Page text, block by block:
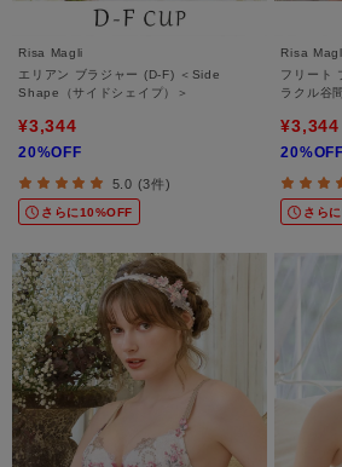
Risa Magli
エリアン ブラジャー (D-F) ＜Side
Shape（サイドシェイプ）＞
¥3,344
20%OFF
5.0 (3件)
さらに10%OFF
Risa
フリート
ラクル谷
¥3,344
20%OFF
さら